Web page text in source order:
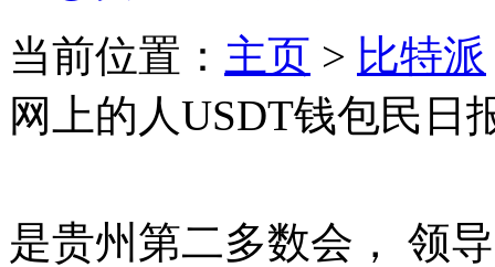
当前位置： 主页 > 比特派
网上的人USDT钱包民日
是贵州第二多数会， 领